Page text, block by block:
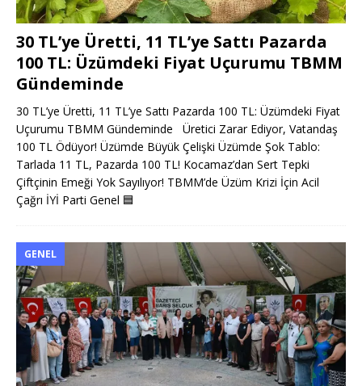
30 TL’ye Üretti, 11 TL’ye Sattı Pazarda
100 TL: Üzümdeki Fiyat Uçurumu TBMM
Gündeminde
30 TL’ye Üretti, 11 TL’ye Sattı Pazarda 100 TL: Üzümdeki Fiyat
Uçurumu TBMM Gündeminde Üretici Zarar Ediyor, Vatandaş
100 TL Ödüyor! Üzümde Büyük Çelişki Üzümde Şok Tablo:
Tarlada 11 TL, Pazarda 100 TL! Kocamaz’dan Sert Tepki
Çiftçinin Emeği Yok Sayılıyor! TBMM’de Üzüm Krizi İçin Acil
Çağrı İYİ Parti Genel 🟦
GENEL